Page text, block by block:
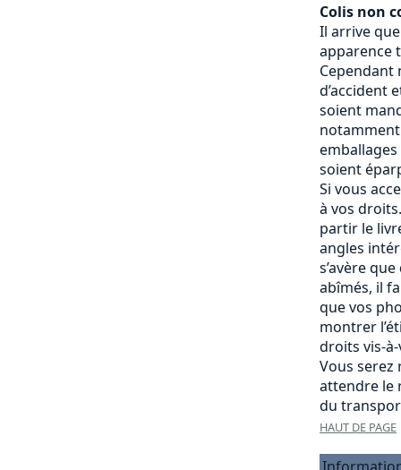
Colis non
Il arrive
apparence
Cependant
d’accident
soient
emballages
soient
Si vous
à vos
partir le
angles
s’avère
abîmés, il
que vos
montrer
droits vis-
Vous serez
attendre le
du
HAUT DE PAGE